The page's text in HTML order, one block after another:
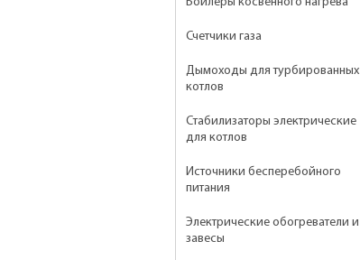
Счетчики газа
Дымоходы для турбированных
котлов
Стабилизаторы электрические
для котлов
Источники бесперебойного
питания
Электрические обогреватели и
завесы